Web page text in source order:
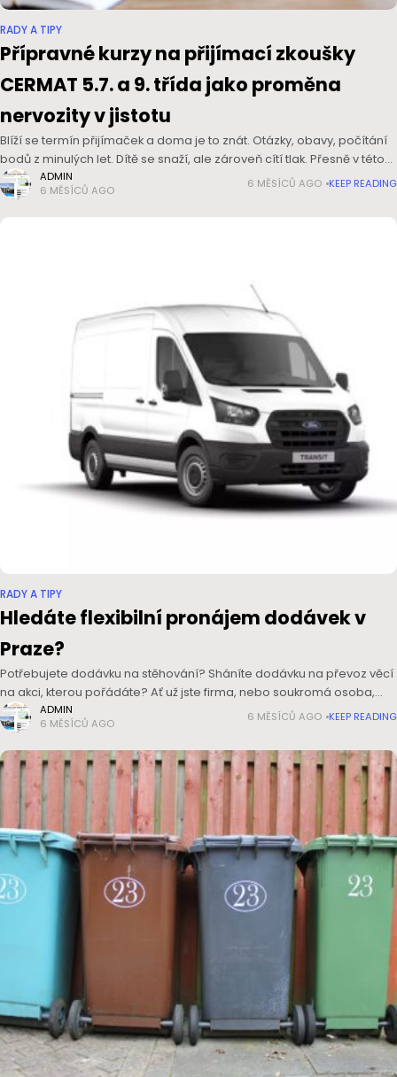
RADY A TIPY
Přípravné kurzy na přijímací zkoušky
CERMAT 5.7. a 9. třída jako proměna
nervozity v jistotu
Blíží se termín přijímaček a doma je to znát. Otázky, obavy, počítání
bodů z minulých let. Dítě se snaží, ale zároveň cítí tlak. Přesně v této
chvíli dává smysl systematická
ADMIN
6 MĚSÍCŮ AGO
6 MĚSÍCŮ AGO KEEP READING
RADY A TIPY
Hledáte flexibilní pronájem dodávek v
Praze?
Potřebujete dodávku na stěhování? Sháníte dodávku na převoz věcí
na akci, kterou pořádáte? Ať už jste firma, nebo soukromá osoba,
vždycky vám půjde o dobrou cenu, přívětivé jednání a flexibilní
ADMIN
6 MĚSÍCŮ AGO
6 MĚSÍCŮ AGO KEEP READING